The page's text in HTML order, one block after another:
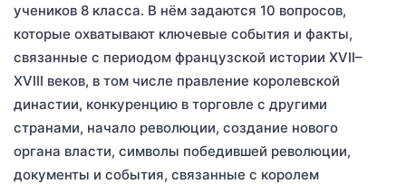
учеников 8 класса. В нём задаются 10 вопросов,
которые охватывают ключевые события и факты,
связанные с периодом французской истории XVII–
XVIII веков, в том числе правление королевской
династии, конкуренцию в торговле с другими
странами, начало революции, создание нового
органа власти, символы победившей революции,
документы и события, связанные с королем